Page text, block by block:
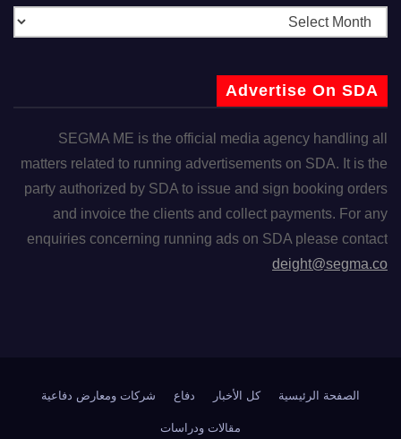
Advertise On SDA
SEGMA ME is the official media agency handling all
matters related to running advertisements on SDA. It is the
party authorized by SDA to issue and sign booking orders
and invoice the clients and collect payments. For any
enquiries concerning running ads on SDA please contact
deight@segma.co
الصفحة الرئيسية كل الأخبار دفاع شركات ومعارض دفاعية
مقالات ودراسات